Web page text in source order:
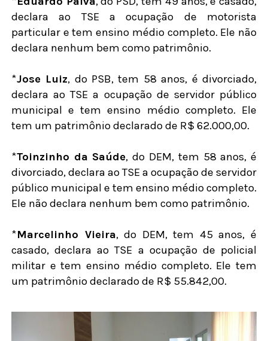
declara ao TSE a ocupação de motorista
particular e tem ensino médio completo. Ele não
declara nenhum bem como patrimônio.
*Jose Luiz, do PSB, tem 58 anos, é divorciado,
declara ao TSE a ocupação de servidor público
municipal e tem ensino médio completo. Ele
tem um patrimônio declarado de R$ 62.000,00.
*Toinzinho da Saúde, do DEM, tem 58 anos, é
divorciado, declara ao TSE a ocupação de servidor
público municipal e tem ensino médio completo.
Ele não declara nenhum bem como patrimônio.
*Marcelinho Vieira, do DEM, tem 45 anos, é
casado, declara ao TSE a ocupação de policial
militar e tem ensino médio completo. Ele tem
um patrimônio declarado de R$ 55.842,00.